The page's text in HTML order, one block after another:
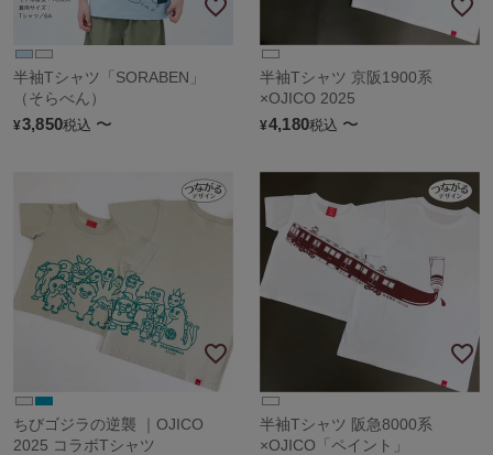
半袖Tシャツ「SORABEN」
（そらべん）
¥3,850税込 〜
半袖Tシャツ 京阪1900系
×OJICO 2025
¥4,180税込 〜
ちびゴジラの逆襲 ｜OJICO
2025 コラボTシャツ
半袖Tシャツ 阪急8000系
×OJICO「ペイント」